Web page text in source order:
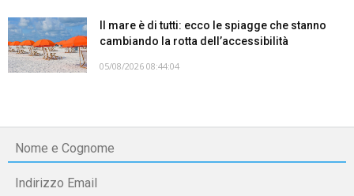
Il mare è di tutti: ecco le spiagge che stanno
cambiando la rotta dell’accessibilità
05/08/2026 08:44:04